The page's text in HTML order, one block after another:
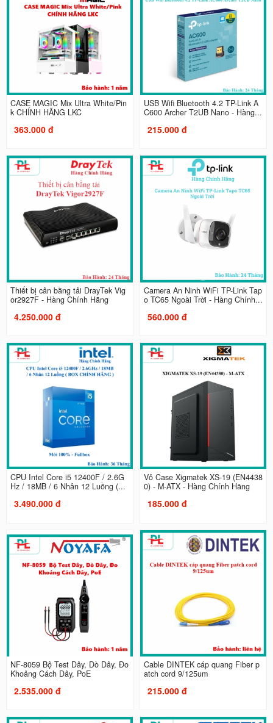
CASE MAGIC Mix Ultra White/Pin
k CHÍNH HÃNG LKC
363.000 đ
USB Wifi Bluetooth 4.2 TP-Link A
C600 Archer T2UB Nano - Hàng...
215.000 đ
Thiết bị cân bằng tải DrayTek Vig
or2927F - Hàng Chính Hãng
4.250.000 đ
Camera An Ninh WiFi TP-Link Tap
o TC65 Ngoài Trời - Hàng Chính...
560.000 đ
CPU Intel Core i5 12400F / 2.6G
Hz / 18MB / 6 Nhân 12 Luồng (...
3.490.000 đ
Vỏ Case Xigmatek XS-19 (EN4438
0) - M-ATX - Hàng Chính Hãng
185.000 đ
NF-8059 Bộ Test Dây, Dò Dây, Đo
Khoảng Cách Dây, PoE
2.535.000 đ
Cable DINTEK cáp quang Fiber p
atch cord 9/125um
215.000 đ